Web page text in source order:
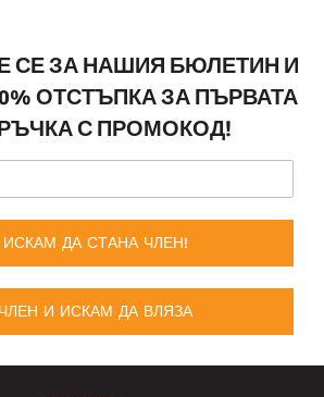
СЕ ЗА НАШИЯ БЮЛЕТИН И
ОТСТЪПКА ЗА ПЪРВАТА
С ПРОМОКОД!
ИСКАМ ДА СТАНА ЧЛЕН!
И ИСКАМ ДА ВЛЯЗА